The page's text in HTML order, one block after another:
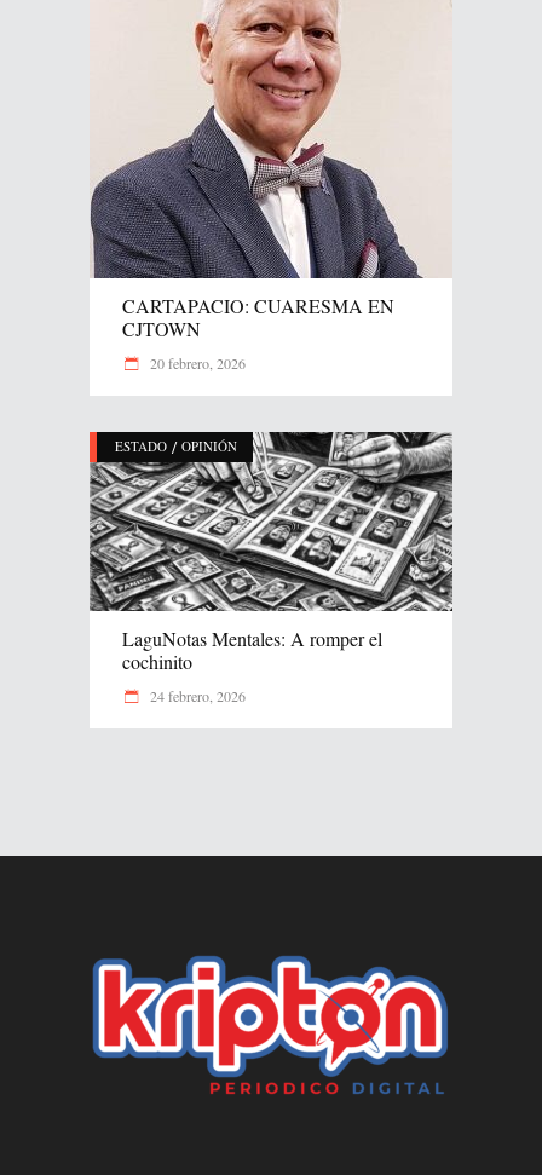
CARTAPACIO: CUARESMA EN
CJTOWN
20 febrero, 2026
ESTADO / OPINIÓN
LaguNotas Mentales: A romper el
cochinito
24 febrero, 2026